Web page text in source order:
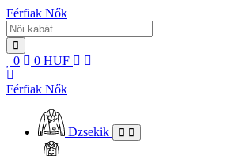
Férfiak Nők
0 0 HUF
Férfiak Nők
Dzsekik